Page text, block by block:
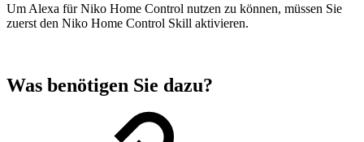
Um Alexa für Niko Home Control nutzen zu können, müssen Sie
zuerst den Niko Home Control Skill aktivieren.
Was benötigen Sie dazu?